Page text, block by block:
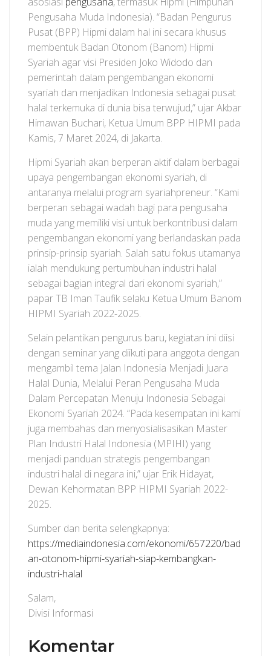
Pengusaha Muda Indonesia). “Badan Pengurus
Pusat (BPP) Hipmi dalam hal ini secara khusus
membentuk Badan Otonom (Banom) Hipmi
Syariah agar visi Presiden Joko Widodo dan
pemerintah dalam pengembangan ekonomi
syariah dan menjadikan Indonesia sebagai pusat
halal terkemuka di dunia bisa terwujud,” ujar Akbar
Himawan Buchari, Ketua Umum BPP HIPMI pada
Kamis, 7 Maret 2024, di Jakarta.
Hipmi Syariah akan berperan aktif dalam berbagai
upaya pengembangan ekonomi syariah, di
antaranya melalui program syariahpreneur. “Kami
berperan sebagai wadah bagi para pengusaha
muda yang memiliki visi untuk berkontribusi dalam
pengembangan ekonomi yang berlandaskan pada
prinsip-prinsip syariah. Salah satu fokus utamanya
ialah mendukung pertumbuhan industri halal
sebagai bagian integral dari ekonomi syariah,”
papar TB Iman Taufik selaku Ketua Umum Banom
HIPMI Syariah 2022-2025.
Selain pelantikan pengurus baru, kegiatan ini diisi
dengan seminar yang diikuti para anggota dengan
mengambil tema Jalan Indonesia Menjadi Juara
Halal Dunia, Melalui Peran Pengusaha Muda
Dalam Percepatan Menuju Indonesia Sebagai
Ekonomi Syariah 2024. “Pada kesempatan ini kami
juga membahas dan menyosialisasikan Master
Plan Industri Halal Indonesia (MPIHI) yang
menjadi panduan strategis pengembangan
industri halal di negara ini,” ujar Erik Hidayat,
Dewan Kehormatan BPP HIPMI Syariah 2022-
2025.
Sumber dan berita selengkapnya:
https://mediaindonesia.com/ekonomi/657220/bad
an-otonom-hipmi-syariah-siap-kembangkan-
industri-halal
Salam,
Divisi Informasi
Komentar